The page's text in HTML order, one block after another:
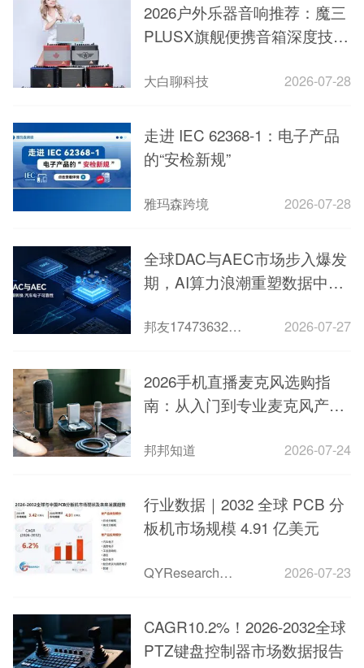
2026户外乐器音响推荐：魔三
PLUSX旗舰便携音箱深度技术
大白聊科技 2026-07-28
走进 IEC 62368-1：电子产品
的“安检新规”
雅玛森跨境 2026-07-28
全球DAC与AEC市场步入爆发
期，AI算力浪潮重塑数据中心
邦友1747363273823 2026-07-27
2026手机直播麦克风选购指
南：从入门到专业麦克风产品
邦邦知道 2026-07-24
行业数据｜2032 全球 PCB 分
板机市场规模 4.91 亿美元
QYResearch市场调研 2026-07-23
CAGR10.2%！2026-2032全球
PTZ键盘控制器市场数据报告